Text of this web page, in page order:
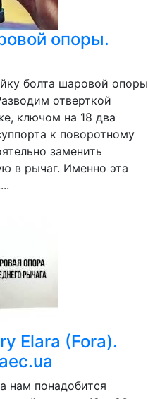
опоры.
болта шаровой опоры
отверткой
ключом на 18 два
к поворотному
заменить
в рычаг. Именно эта
Elara (Fora).
нам понадобится